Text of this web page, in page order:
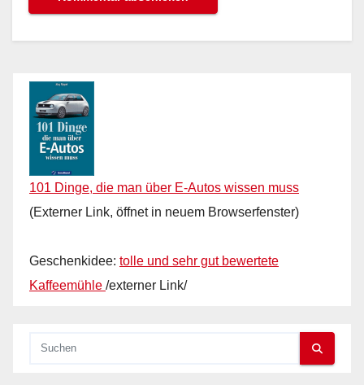
101 Dinge, die man über E-Autos wissen muss
(Externer Link, öffnet in neuem Browserfenster)
Geschenkidee: tolle und sehr gut bewertete
Kaffeemühle /externer Link/